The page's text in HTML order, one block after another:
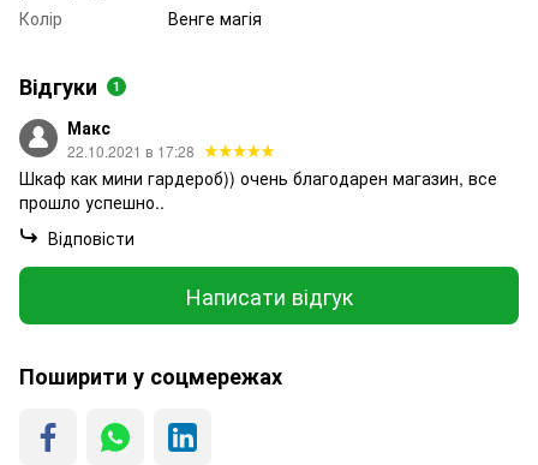
Колір
Венге магія
Відгуки 1
Макс
22.10.2021 в 17:28
Шкаф как мини гардероб)) очень благодарен магазин, все
прошло успешно..
Відповісти
Написати відгук
Поширити у соцмережах